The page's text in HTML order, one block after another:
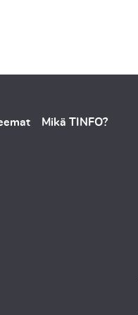
Mikä TINFO?